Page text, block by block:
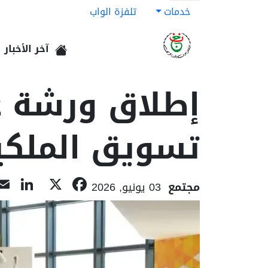
خدمات تلفزة الواب
آخر الأخبار
إطلاق ورشة
تسويق
مجتمع 03 يونيو, 2026